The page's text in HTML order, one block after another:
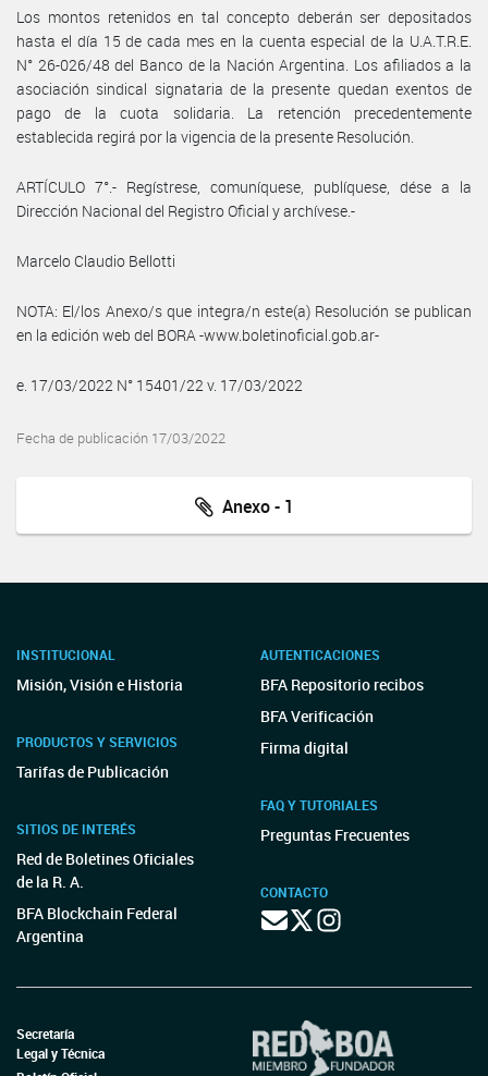
Los montos retenidos en tal concepto deberán ser depositados
hasta el día 15 de cada mes en la cuenta especial de la U.A.T.R.E.
N° 26-026/48 del Banco de la Nación Argentina. Los afiliados a la
asociación sindical signataria de la presente quedan exentos de
pago de la cuota solidaria. La retención precedentemente
establecida regirá por la vigencia de la presente Resolución.
ARTÍCULO 7°.- Regístrese, comuníquese, publíquese, dése a la
Dirección Nacional del Registro Oficial y archívese.-
Marcelo Claudio Bellotti
NOTA: El/los Anexo/s que integra/n este(a) Resolución se publican
en la edición web del BORA -www.boletinoficial.gob.ar-
e. 17/03/2022 N° 15401/22 v. 17/03/2022
Fecha de publicación 17/03/2022
Anexo - 1
INSTITUCIONAL
Misión, Visión e Historia
PRODUCTOS Y SERVICIOS
Tarifas de Publicación
SITIOS DE INTERÉS
Red de Boletines Oficiales
de la R. A.
BFA Blockchain Federal
Argentina
AUTENTICACIONES
BFA Repositorio recibos
BFA Verificación
Firma digital
FAQ Y TUTORIALES
Preguntas Frecuentes
CONTACTO
Secretaría
Legal y Técnica